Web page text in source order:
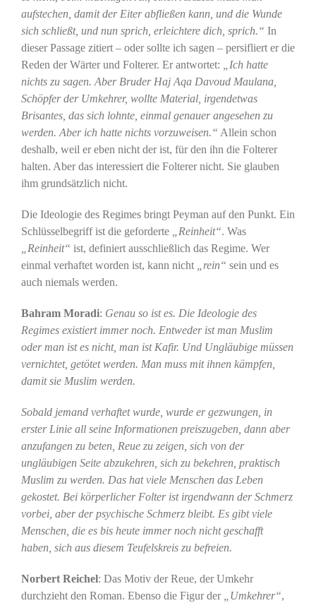
aufstechen, damit der Eiter abfließen kann, und die Wunde
sich schließt, und nun sprich, erleichtere dich, sprich.“ In
dieser Passage zitiert – oder sollte ich sagen – persifliert er die
Reden der Wärter und Folterer. Er antwortet:
„Ich hatte
nichts zu sagen. Aber Bruder Haj Aqa Davoud Maulana,
Schöpfer der Umkehrer, wollte Material, irgendetwas
Brisantes, das sich lohnte, einmal genauer angesehen zu
werden. Aber ich hatte nichts vorzuweisen.“ Allein schon
deshalb, weil er eben nicht der ist, für den ihn die Folterer
halten. Aber das interessiert die Folterer nicht. Sie glauben
ihm grundsätzlich nicht.
Die Ideologie des Regimes bringt Peyman auf den Punkt. Ein
Schlüsselbegriff ist die geforderte
„Reinheit“. Was
„Reinheit“ ist, definiert ausschließlich das Regime. Wer
einmal verhaftet worden ist, kann nicht
„rein“ sein und es
auch niemals werden.
Bahram Moradi: Genau so ist es. Die Ideologie des
Regimes existiert immer noch. Entweder ist man Muslim
oder man ist es nicht, man ist Kafir. Und Ungläubige müssen
vernichtet, getötet werden. Man muss mit ihnen kämpfen,
damit sie Muslim werden.
Sobald jemand verhaftet wurde, wurde er gezwungen, in
erster Linie all seine Informationen preiszugeben, dann aber
anzufangen zu beten, Reue zu zeigen, sich von der
ungläubigen Seite abzukehren, sich zu bekehren, praktisch
Muslim zu werden. Das hat viele Menschen das Leben
gekostet. Bei körperlicher Folter ist irgendwann der Schmerz
vorbei, aber der psychische Schmerz bleibt. Es gibt viele
Menschen, die es bis heute immer noch nicht geschafft
haben, sich aus diesem Teufelskreis zu befreien.
Norbert Reichel: Das Motiv der Reue, der Umkehr
durchzieht den Roman. Ebenso die Figur der
„Umkehrer“,